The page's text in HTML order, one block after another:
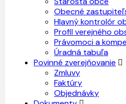
Obecné
Hlavný kontrolór
Profil verejného
Právomoci a
Úradná tabuľa
Povinné zverejňovanie
Zmluvy
Faktúry
Objednávky